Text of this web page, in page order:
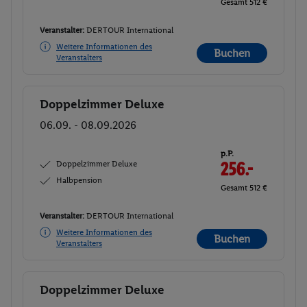
Veranstalter: DERTOUR International
Weitere Informationen des
Veranstalters
Buchen
Buchen
Doppelzimmer Deluxe
06.09. - 08.09.2026
Doppelzimmer Deluxe
Halbpension
p.P.
256.-
Gesamt 512 €
Veranstalter: DERTOUR International
Weitere Informationen des
Veranstalters
Buchen
Buchen
Doppelzimmer Deluxe